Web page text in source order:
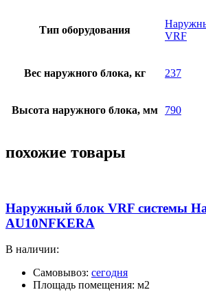
Тип оборудования
VRF
Вес наружного блока, кг 237
Высота наружного блока, мм 790
похожие товары
Наружный блок VRF системы
AU10NFKERA
В наличии:
Самовывоз: сегодня
Площадь помещения: м2